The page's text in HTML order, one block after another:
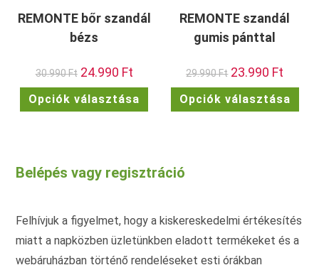
REMONTE bőr szandál
bézs
30.990Ft Original
price
was:
30.990 Ft.
24.990 FtCurrent
price
is:
24.990 Ft.
Opciók választása
terméknek
a
termékoldalon
REMONTE szandál
gumis pánttal
29.990Ft Original
price
was:
29.990 Ft.
23.990 Ft
is:
23.990
Opciók választása
Belépés vagy regisztráció
Felhívjuk a figyelmet, hogy a kiskereskedelmi értékesítés
miatt a napközben üzletünkben eladott termékeket és a
webáruházban történő rendeléseket esti órákban